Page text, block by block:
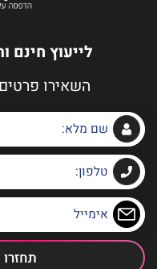
לייעוץ
השאירו